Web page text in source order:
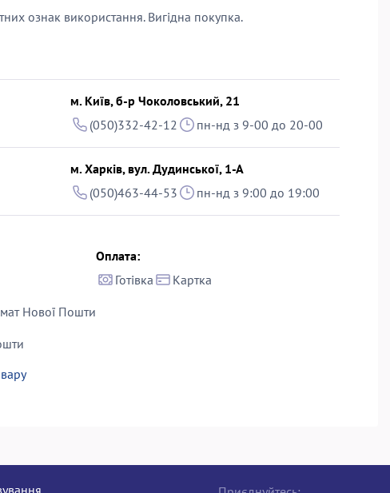
ознак використання. Вигідна покупка.
м. Київ, б-р Чоколовський, 21
(050)332-42-12
пн-нд з 9-00 до 20-00
м. Харків, вул. Дудинської, 1-А
(050)463-44-53
пн-нд з 9:00 до 19:00
Нової Пошти
Оплата:
Готівка
Картка